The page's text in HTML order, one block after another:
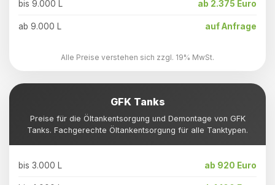
bis 9.000 L ab 2.375 Euro
ab 9.000 L auf Anfrage
Alle Preise verstehen sich zzgl. 19% MwSt.
GFK Tanks
Preise für die Öltankentsorgung und Demontage von GFK
Tanks. Fachgerechte Öltankentsorgung für alle Tanktypen.
bis 3.000 L ab 920 Euro